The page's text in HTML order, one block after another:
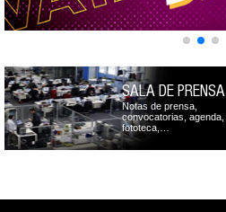
SALA DE PRENSA
Notas de prensa,
convocatorias, agenda,
fototeca,…